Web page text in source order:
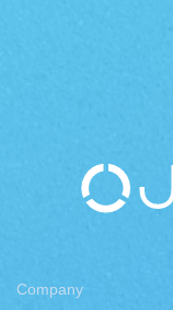
Company